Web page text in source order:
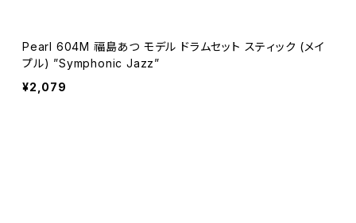
Pearl 604M 福島あつ モデル ドラムセット スティック (メイ
プル) ”Symphonic Jazz”
¥2,079